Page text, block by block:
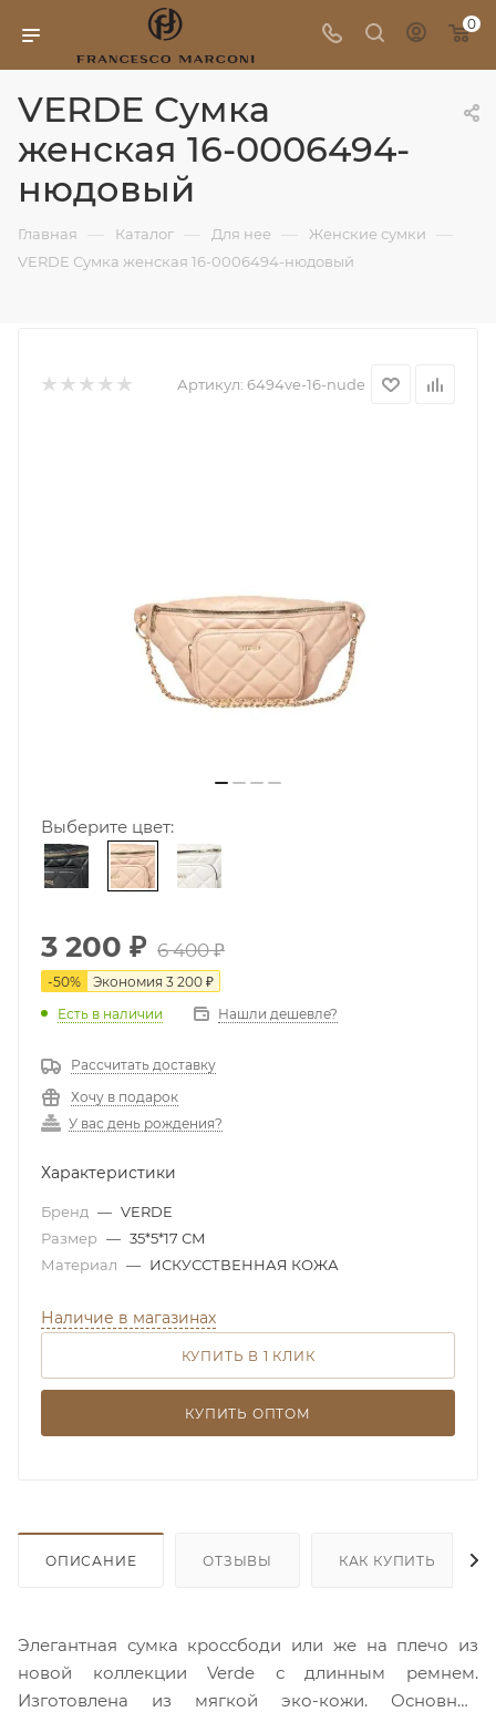
0
VERDE Сумка
женская 16-0006494-
нюдовый
Главная — Каталог — Для нее — Женские сумки —
VERDE Сумка женская 16-0006494-нюдовый
Артикул: 6494ve-16-nude
Выберите цвет:
3 200 ₽ 6 400₽
-50% Экономия 3 200 ₽
Есть в наличии
Нашли дешевле?
Рассчитать доставку
Хочу в подарок
У вас день рождения?
Характеристики
Бренд — VERDE
Размер — 35*5*17 СМ
Материал — ИСКУССТВЕННАЯ КОЖА
Наличие в магазинах
КУПИТЬ В 1 КЛИК
КУПИТЬ ОПТОМ
ОПИСАНИЕ ОТЗЫВЫ КАК КУПИТЬ
Элегантная сумка кроссбоди или же на плечо из
новой коллекции Verde с длинным ремнем.
Изготовлена из мягкой эко-кожи. Основное